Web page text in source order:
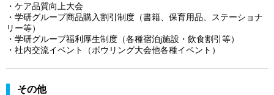
・ケア品質向上大会
・学研グループ商品購入割引制度（書籍、保育用品、ステーショナ
リー等）
・学研グループ福利厚生制度（各種宿泊j施設・飲食割引等）
・社内交流イベント（ボウリング大会他各種イベント）
その他